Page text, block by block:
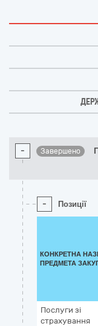
- Завершено
- Позиції
КОНКРЕТНА
ПРЕДМЕТА
Послуги зі
страхування